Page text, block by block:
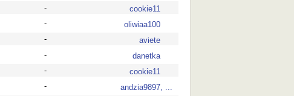
-
cookie11
-
oliwiaa100
-
aviete
-
danetka
-
cookie11
-
andzia9897, ...